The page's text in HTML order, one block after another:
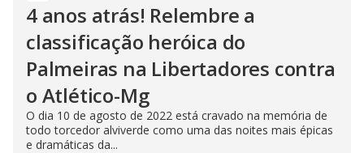
4 anos atrás! Relembre a
classificação heróica do
Palmeiras na Libertadores contra
o Atlético-Mg
O dia 10 de agosto de 2022 está cravado na memória de
todo torcedor alviverde como uma das noites mais épicas
e dramáticas da...